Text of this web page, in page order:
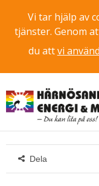
Vi tar hjälp av
tjänster. Genom
du attvi
Dela